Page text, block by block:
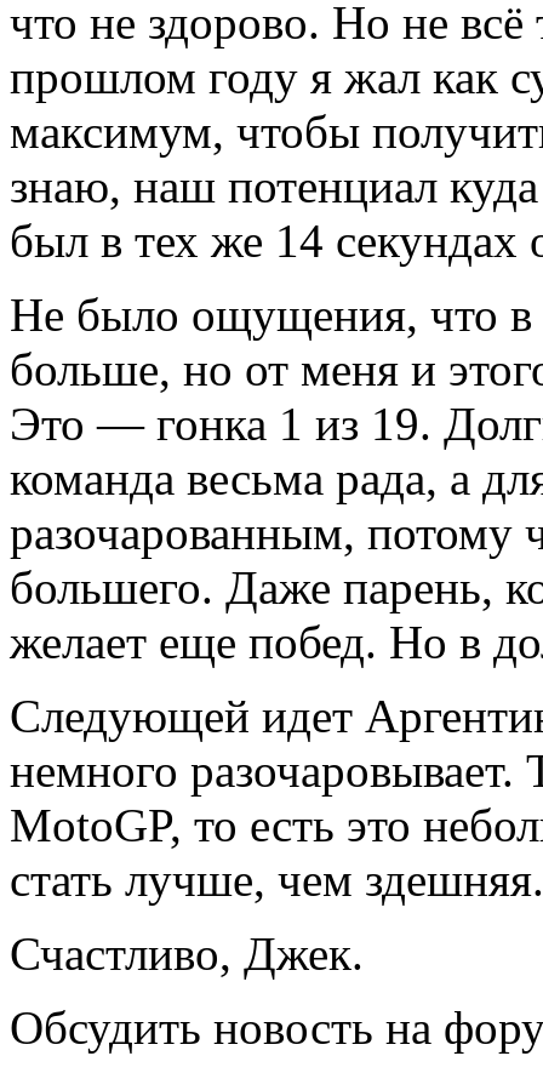
что не здорово. Но не
прошлом году я жал как
максимум, чтобы
знаю, наш потенциал
был в тех же 14 секундах
Не было ощущения, что в
больше, но от меня и
Это — гонка 1 из 19.
команда весьма рада, а
разочарованным, потому
большего. Даже парень,
желает еще побед. Но в
Следующей идет
немного разочаровывает.
MotoGP, то есть это
стать лучше, чем
Счастливо, Джек.
Обсудить новость на